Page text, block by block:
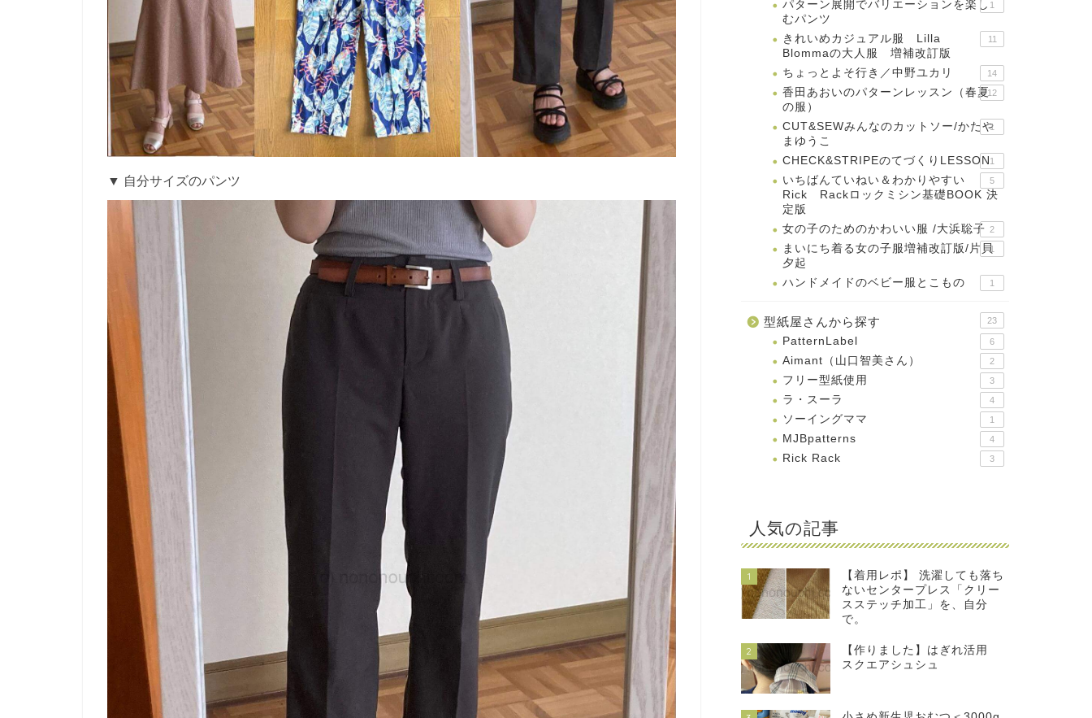
▼ 自分サイズのパンツ
パターン展開でバリエーションを楽し
むパンツ
1
きれいめカジュアル服 Lilla
Blommaの大人服 増補改訂版
11
ちょっとよそ行き／中野ユカリ 14
香田あおいのパターンレッスン（春夏
の服）
12
CUT&SEWみんなのカットソー/かたや
まゆうこ
1
CHECK&STRIPEのてづくりLESSON1
いちばんていねい＆わかりやすい
Rick Rackロックミシン基礎BOOK 決
定版
5
女の子のためのかわいい服 /大浜聡子 2
まいにち着る女の子服増補改訂版/片貝
夕起
1
ハンドメイドのベビー服とこもの 1
型紙屋さんから探す 23
PatternLabel 6
Aimant（山口智美さん） 2
フリー型紙使用 3
ラ・スーラ 4
ソーイングママ 1
MJBpatterns 4
Rick Rack 3
人気の記事
1
【着用レポ】 洗濯しても落ち
ないセンタープレス「クリー
スステッチ加工」を、自分
で。
2
【作りました】はぎれ活用
スクエアシュシュ